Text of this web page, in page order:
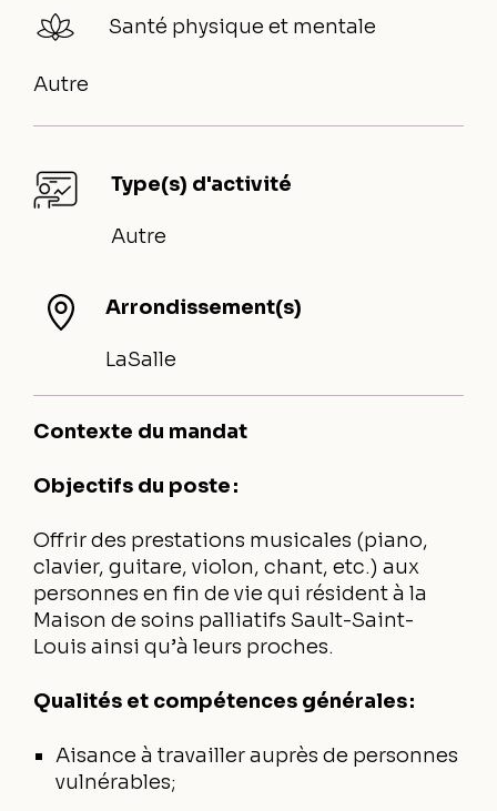
Santé physique et mentale
Autre
Type(s) d'activité
Autre
Arrondissement(s)
LaSalle
Contexte du mandat
Objectifs du poste :
Offrir des prestations musicales (piano,
clavier, guitare, violon, chant, etc.) aux
personnes en fin de vie qui résident à la
Maison de soins palliatifs Sault-Saint-
Louis ainsi qu’à leurs proches.
Qualités et compétences générales :
Aisance à travailler auprès de personnes
vulnérables;